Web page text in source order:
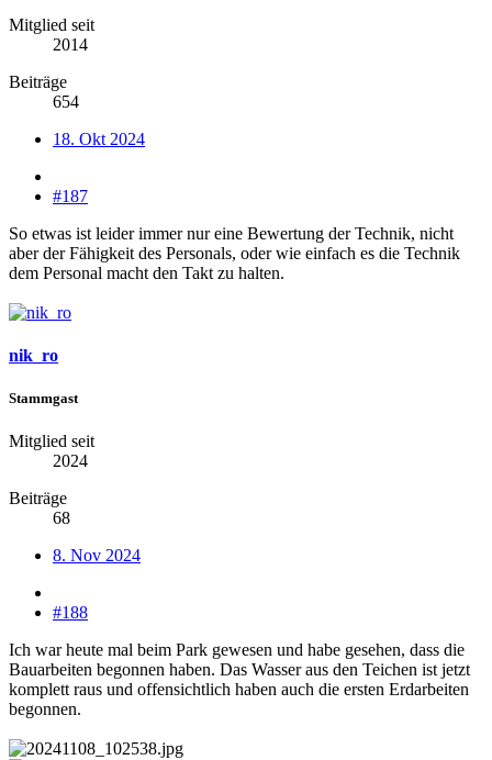
Mitglied seit
2014
Beiträge
654
18. Okt 2024
#187
So etwas ist leider immer nur eine Bewertung der Technik, nicht
aber der Fähigkeit des Personals, oder wie einfach es die Technik
dem Personal macht den Takt zu halten.
nik_ro
Stammgast
Mitglied seit
2024
Beiträge
68
8. Nov 2024
#188
Ich war heute mal beim Park gewesen und habe gesehen, dass die
Bauarbeiten begonnen haben. Das Wasser aus den Teichen ist jetzt
komplett raus und offensichtlich haben auch die ersten Erdarbeiten
begonnen.